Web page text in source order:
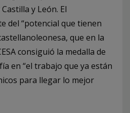
y León. El
del “potencial que tienen
que en la
consiguió la medalla de
en “el trabajo que ya están
para llegar lo mejor